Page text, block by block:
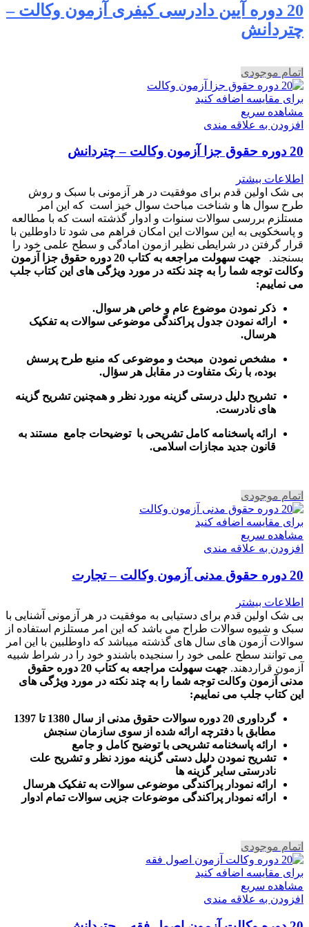
20 دوره آیین دادرسی کیفری آزمون وکالت –
چتردانش
اتمام موجودی
برای مقایسه اضافه کنید
مشاهده سریع
افزودن به علاقه مندی
20 دوره حقوق جزا آزمون وکالت – چتردانش
اطلاعات بیشتر
بی شک اولین قدم برای موفقیت در هر آزمونی با سبک و روش
طرح سوال ها و شناخت مباحث سوال خیز است که این امر
مستلزم بررسی سوالات سنوات و ادوار گذشته است که با مطالعه
و پاسخکویی به این سوالات این امکان فراهم می شود تا داوطلین با
قرار گرفتن در شرایطی نظیر ازمون امادگی و سطح علمی خود را
بسنجند.
جهت سهولت مراجعه به کتاب 20 دوره حقوق جزا آزمون
وکالت توجه شما را به چند نکته در مورد ویژگی های این کتاب جلب
می نماییم:
ذکر نمودن موضوع عام و خاص هر سوال.
ارائه نمودن جدول پراکندگی موضوعی سوالات به تفکیک
هرسال.
مشخص نمودن مبحث و موضوعی که منبع طرح پرسش
بوده، با رنک متفاوت در مقابل هر سؤال.
تشریح دلیل درستی گزینه مورد نظر و همچنین تشریح گزینه
های نادرست.
ارائه پاسخنامه کامل تشریحی با توضیحات جامع مستند به
قانون جدید مجازات اسلامی.
اتمام موجودی
برای مقایسه اضافه کنید
مشاهده سریع
افزودن به علاقه مندی
20 دوره حقوق مدنی آزمون وکالت – تجارت
اطلاعات بیشتر
بی شک اولین قدم برای دستیابی به موفقیت در هر آزمونی آشنایی با
سبک و شیوه سوالات طراح می باشد که این امر مستلزم استفاده از
سوالات آزمون های سال های گذشته میباشد که داوطلبین با این امر
می توانند سطح علمی خود را سنجیده باشندو خود را در شراط شبیه
آزمون قراردهند.
جهت سهولت مراجعه به کتاب 20 دوره حقوق
مدنی آزمون وکالت توجه شما را به چند نکته در مورد ویژگی های
این کتاب جلب می نماییم:
گرداوری 20 دوره سوالات حقوق مدنی از سال 1380 تا 1397
مطابق با دفترچه ارائه شده از سوی سازمان سنجش
ارائه پاسخنامه تشریحی با توضیح کامل و جامع
تشریح نمودن دلیل دستی گزینه موزد نظر و تشریح علت
نادرستی سایر گزینه ها
ارائه نمودار پراکندگی موضوعی سوالات به تفکیک هرسال
رائه نمودار پراکندگی موضوعات جزیی سوالات تمام ادوار
اتمام موجودی
برای مقایسه اضافه کنید
مشاهده سریع
افزودن به علاقه مندی